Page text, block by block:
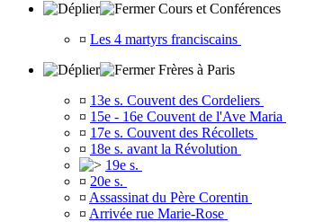
Cours et Conférences
¤ Les 4 martyrs franciscains
Frères à Paris
¤ 13e s. Couvent des Cordeliers
¤ 15e - 16e Couvent de l'Ave Maria
¤ 17e s. Couvent des Récollets
¤ 18e s. avant la Révolution
19e s.
¤ 20e s.
¤ Assassinat du Père Corentin
¤ Arrivée rue Marie-Rose